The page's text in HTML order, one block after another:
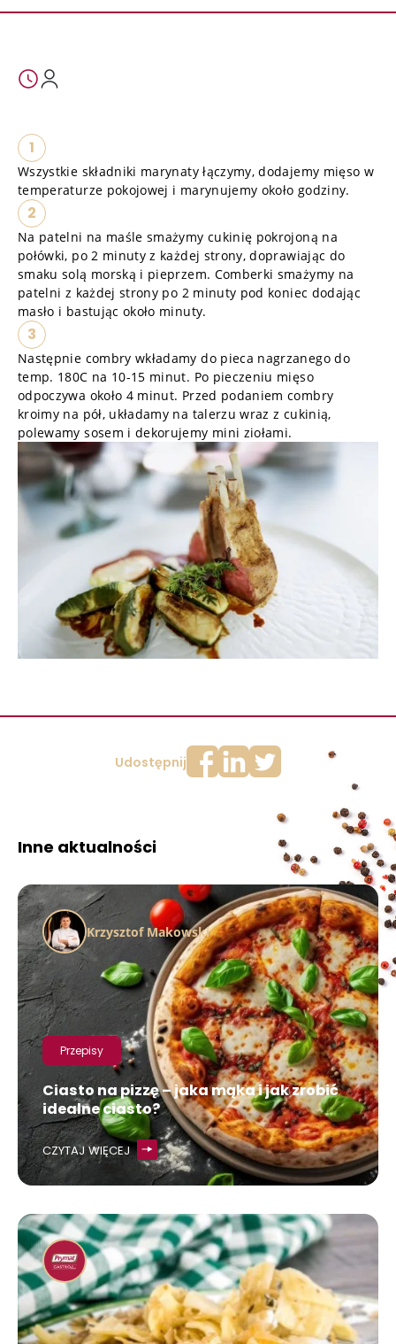
1
Wszystkie składniki marynaty łączymy, dodajemy mięso w
temperaturze pokojowej i marynujemy około godziny.
2
Na patelni na maśle smażymy cukinię pokrojoną na
połówki, po 2 minuty z każdej strony, doprawiając do
smaku solą morską i pieprzem. Comberki smażymy na
patelni z każdej strony po 2 minuty pod koniec dodając
masło i bastując około minuty.
3
Następnie combry wkładamy do pieca nagrzanego do
temp. 180C na 10-15 minut. Po pieczeniu mięso
odpoczywa około 4 minut. Przed podaniem combry
kroimy na pół, układamy na talerzu wraz z cukinią,
polewamy sosem i dekorujemy mini ziołami.
Udostępnij
Inne aktualności
Krzysztof Makowski
Przepisy
Ciasto na pizzę – jaka mąka i jak zrobić
idealne ciasto?
CZYTAJ WIĘCEJ